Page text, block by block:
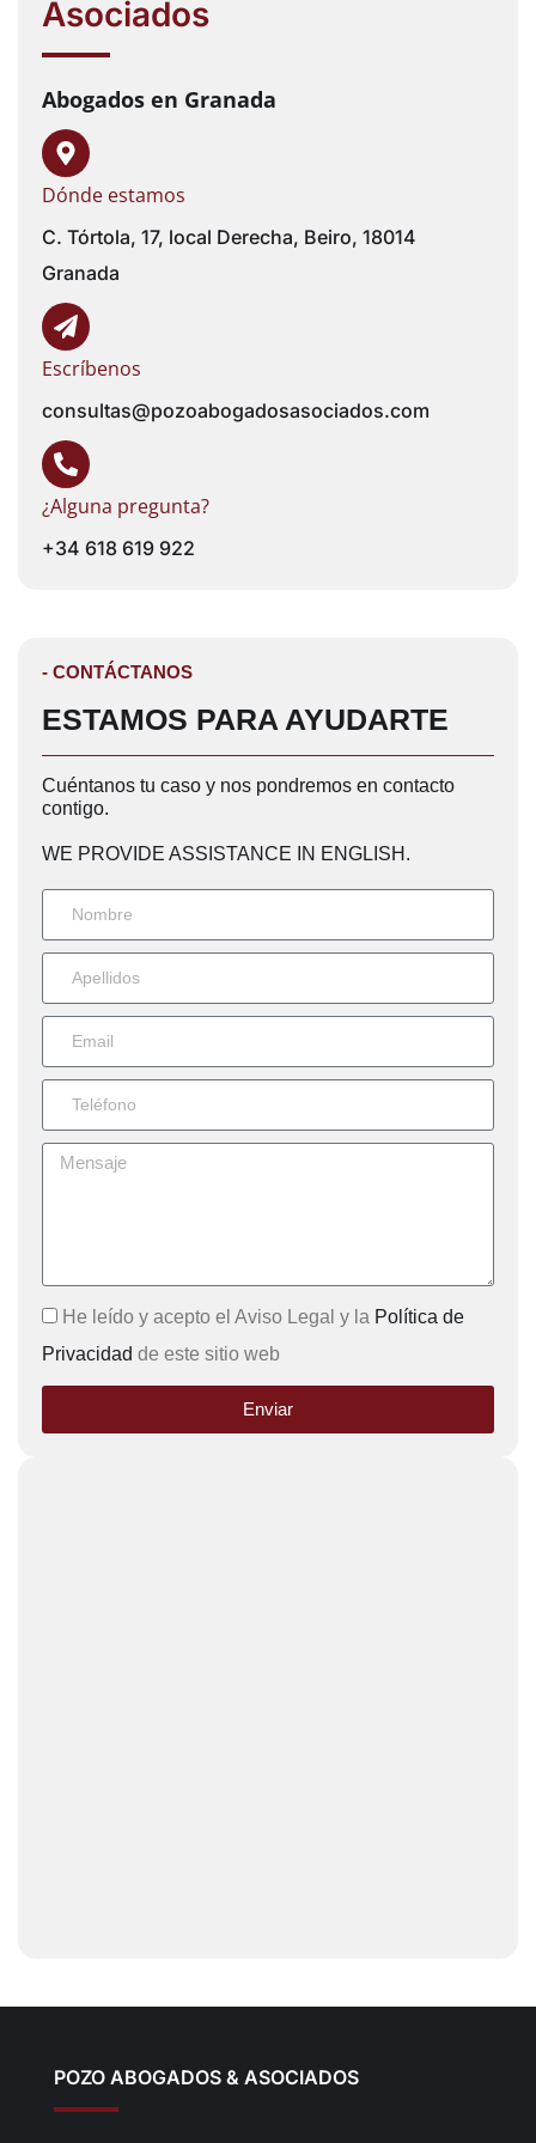
Asociados
Abogados en Granada
Dónde estamos
C. Tórtola, 17, local Derecha, Beiro, 18014
Granada
Escríbenos
consultas@pozoabogadosasociados.com
¿Alguna pregunta?
+34 618 619 922
- CONTÁCTANOS
ESTAMOS PARA AYUDARTE
Cuéntanos tu caso y nos pondremos en contacto
contigo.
WE PROVIDE ASSISTANCE IN ENGLISH.
He leído y acepto el Aviso Legal y la Política de
Privacidad de este sitio web
Enviar
POZO ABOGADOS & ASOCIADOS